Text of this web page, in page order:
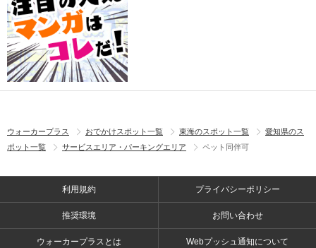
ウォーカープラス おでかけスポット一覧 東海のスポット一覧
愛知県のス
ポット一覧
サービスエリア・パーキングエリア ペット同伴可
利用規約 プライバシーポリシー
推奨環境 お問い合わせ
ウォーカープラスとは Webプッシュ通知について